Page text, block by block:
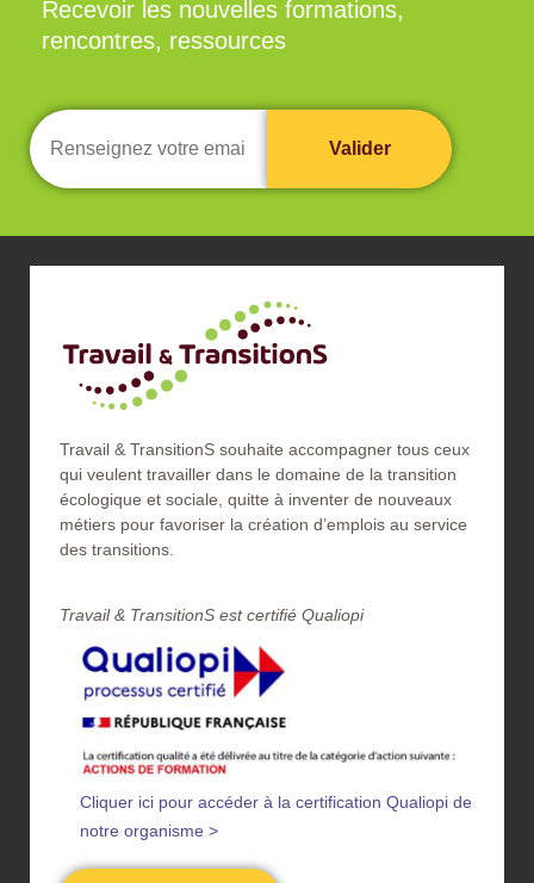
Recevoir les nouvelles formations,
rencontres, ressources
Travail & TransitionS souhaite accompagner tous ceux
qui veulent travailler dans le domaine de la transition
écologique et sociale, quitte à inventer de nouveaux
métiers pour favoriser la création d’emplois au service
des transitions.
Travail & TransitionS est certifié Qualiopi​
Cliquer ici pour accéder à la certification Qualiopi de
notre organisme >